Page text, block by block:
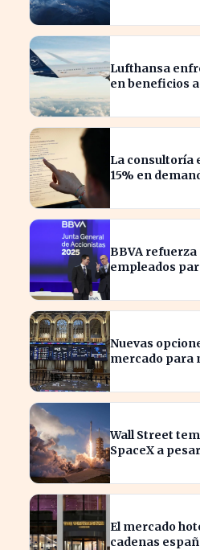
Lufthansa
en beneficios
La consultoría
15% en
BBVA refuerza
empleados
Nuevas
mercado para
Wall Street
SpaceX a
El mercado
cadenas